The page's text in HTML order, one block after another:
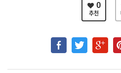
0
추천